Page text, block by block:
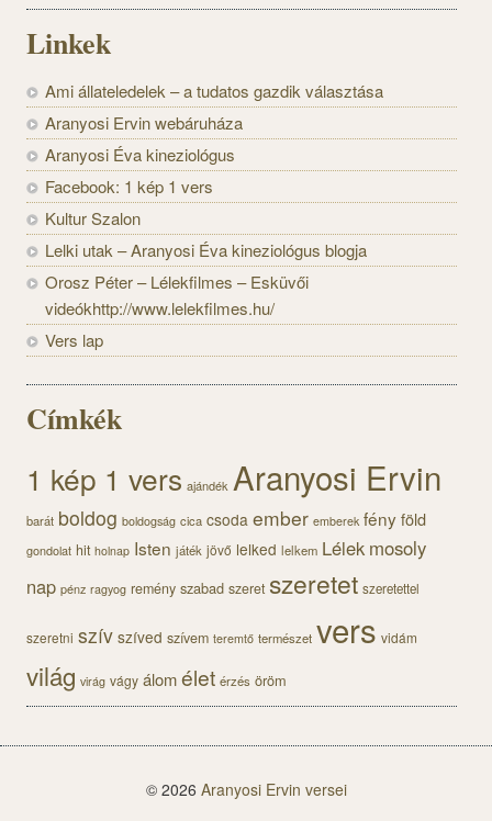
Linkek
Ami állateledelek – a tudatos gazdik választása
Aranyosi Ervin webáruháza
Aranyosi Éva kineziológus
Facebook: 1 kép 1 vers
Kultur Szalon
Lelki utak – Aranyosi Éva kineziológus blogja
Orosz Péter – Lélekfilmes – Esküvői
videókhttp://www.lelekfilmes.hu/
Vers lap
Címkék
1 kép 1 vers ajándék Aranyosi Ervin
barát boldog boldogság cica csoda ember emberek fényföld
gondolat hit holnap Isten játék jövő lelked lelkem Lélek mosoly
nap pénz ragyog remény szabad szeret szeretet szeretettel
szeretni szív szíved szívem teremtő természet vers vidám
világ virág vágy álomélet érzés öröm
© 2026 Aranyosi Ervin versei